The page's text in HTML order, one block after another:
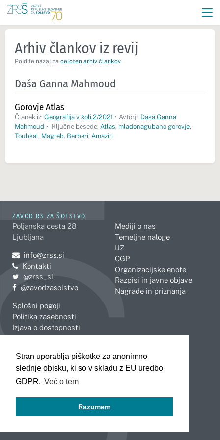
Stran uporablja piškotke za anonimno
slednje obisku, ki so v skladu z EU uredbo
GDPR. Več o tem
Razumem
Arhiv člankov iz revij
Pojdite nazaj na celoten arhiv člankov.
Daša Ganna Mahmoud
Gorovje Atlas
Članek iz: Geografija v šoli 2/2021 • Avtorji: Daša Ganna
Mahmoud • Ključne besede: Atlas, mladonagubano gorovje,
Toubkal, Magreb, Berberi, Amaziri
ZAVOD RS ZA ŠOLSTVO
Poljanska cesta 28
Ljubljana
Pošljite e-mail na
info@zrss.si
Kontakti
Pojdite na Twitter:
@zrss_si
Pojdite na Facebook:
@zavodzasolstvo
Splošni pogoji
Politika zasebnosti
Izjava o dostopnosti
Mediji o nas
Temeljne naloge
IJZ
CGP
Organizacijske enote
Razpisi in javne objave
Nagrade in priznanja
Celje
Koper
Kranj
Novo mesto
Slovenj Gradec